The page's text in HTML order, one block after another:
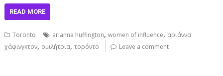
READ MORE
Toronto arianna huffington,women of influence, αριάννα
χάφινγκτον, ομιλήτρια,τορόντο Leave a comment